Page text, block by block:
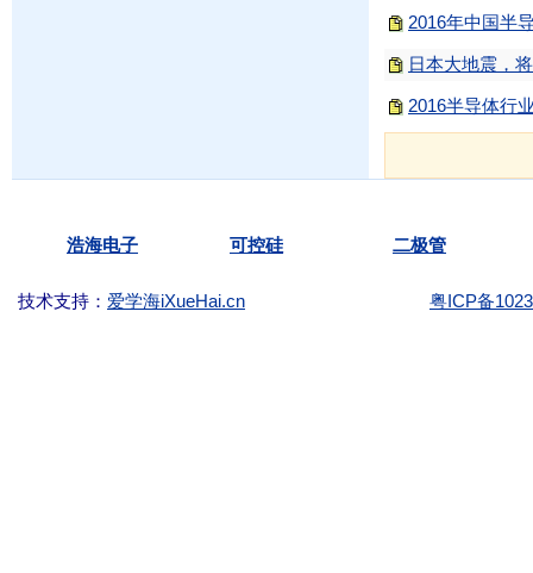
2016年中国半
日本大地震，
2016半导体行
浩海电子
可控硅 二极管
技术支持： 爱学海iXueHai.cn 粤ICP备